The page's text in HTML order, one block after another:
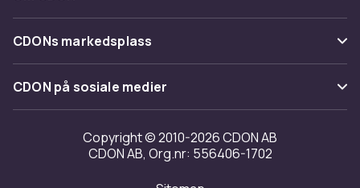
Tilbakekallinger
Varemerker
Om oss
Kundeanmeldelser
Jobbe på CDON
Investor relations
Tilgjengelighet
CDONs markedsplass
Merchant Help Center
CDON på sosiale medier
Copyright © 2010-2026 CDON AB
CDON AB, Org.nr: 556406-1702